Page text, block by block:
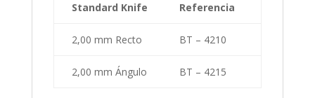
Standard Knife Referencia
2,00 mm Recto BT – 4210
2,00 mm Ángulo BT – 4215